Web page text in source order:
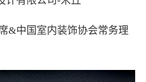
&中国室内装饰协会常务理